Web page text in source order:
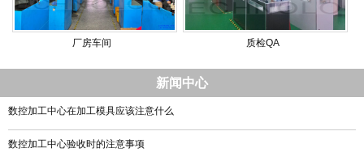
厂房车间 质检QA
新闻中心
数控加工中心在加工模具应该注意什么
数控加工中心验收时的注意事项